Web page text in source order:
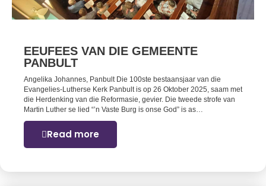
EEUFEES VAN DIE GEMEENTE
PANBULT
Angelika Johannes, Panbult Die 100ste bestaansjaar van die
Evangelies-Lutherse Kerk Panbult is op 26 Oktober 2025, saam met
die Herdenking van die Reformasie, gevier. Die tweede strofe van
Martin Luther se lied “’n Vaste Burg is onse God” is as…
Read more